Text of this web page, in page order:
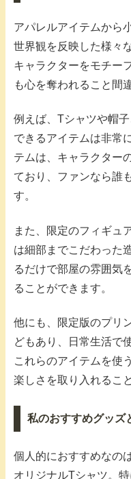
アパレルアイテムから
世界観を反映した様々
キャラクターをモチー
も心を奪われること間
例えば、Tシャツや帽
できるアイテムは非常
テムは、キャラクター
ており、ファンなら誰
す。
また、限定のフィギュ
は細部までこだわった
るだけで部屋の雰囲気
ることができます。
他にも、限定版のプリ
どもあり、日常生活で
これらのアイテムを使
楽しさを取り入れるこ
私のおすすめグッズ
個人的におすすめなの
オリジナルTシャツ。